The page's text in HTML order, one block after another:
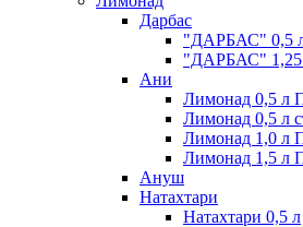
Дарбас
"ДАРБАС" 0,5 л
"ДАРБАС" 1,25
Ани
Лимонад 0,5 л
Лимонад 0,5 л
Лимонад 1,0 л
Лимонад 1,5 л
Ануш
Натахтари
Натахтари 0,5 л